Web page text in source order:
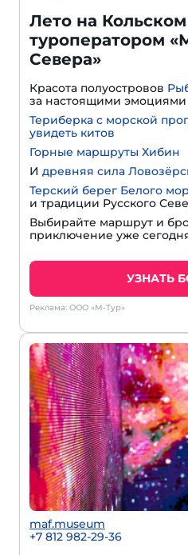
Лето на
туроператором
Севера»
Красота полуостровов
за настоящими эмоциями
Териберка с морской
увидеть китов
Горные маршруты Хибин
И древняя сила
Терский берег Белого
и традиции Русского
Выбирайте маршрут и
приключение уже
УЗНАТЬ
Реклама: ООО «М-Тур»
maf.museum
+7 812 982-29-36